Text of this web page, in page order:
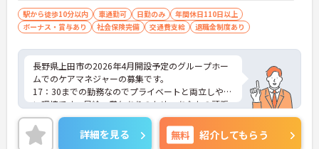
駅から徒歩10分以内 車通勤可 日勤のみ
年間休日110日以上
ボーナス・賞与あり
社会保険完備 交通費支給 退職金制度あり
長野県上田市の2026年4月開設予定のグループホー
ムでのケアマネジャーの募集です。
17：30までの勤務なのでプライベートと両立しやす
い環境です。昇給・賞与ありのため、あなたの頑張
りがしっかり評価されます。
ご興味のある方は、面接のポイントをお伝えします
のでお気軽にお問い合せください。
詳細を見る 無料 紹介してもらう